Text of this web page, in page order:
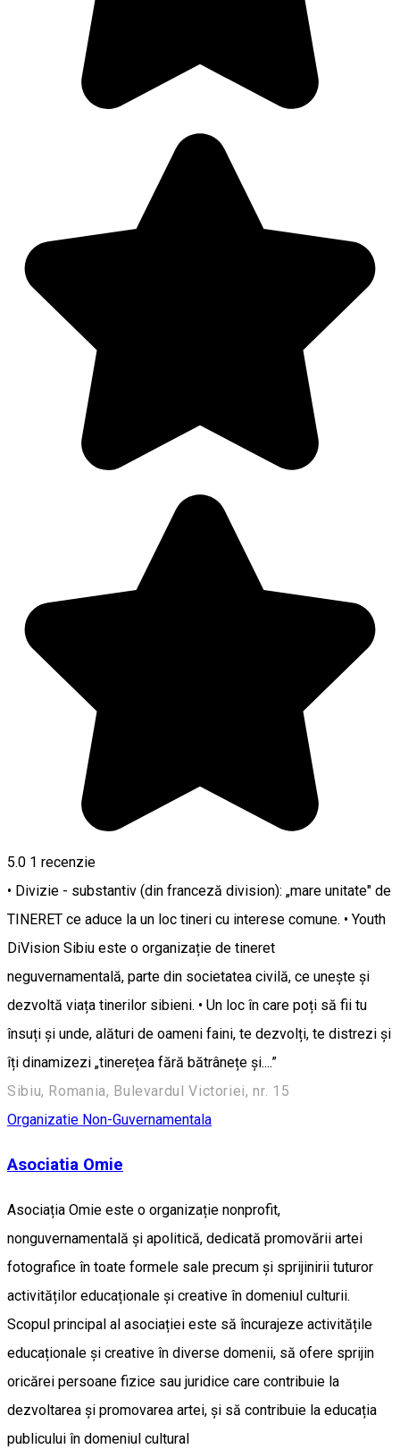
5.0 1 recenzie
• Divizie - substantiv (din franceză division): „mare unitate" de
TINERET ce aduce la un loc tineri cu interese comune. • Youth
DiVision Sibiu este o organizație de tineret
neguvernamentală, parte din societatea civilă, ce unește și
dezvoltă viața tinerilor sibieni. • Un loc în care poți să fii tu
însuți și unde, alături de oameni faini, te dezvolți, te distrezi și
îți dinamizezi „tinerețea fără bătrânețe și....”
Sibiu, Romania, Bulevardul Victoriei, nr. 15
Organizatie Non-Guvernamentala
Asociatia Omie
Asociația Omie este o organizație nonprofit,
nonguvernamentală și apolitică, dedicată promovării artei
fotografice în toate formele sale precum și sprijinirii tuturor
activităților educaționale și creative în domeniul culturii.
Scopul principal al asociației este să încurajeze activitățile
educaționale și creative în diverse domenii, să ofere sprijin
oricărei persoane fizice sau juridice care contribuie la
dezvoltarea și promovarea artei, și să contribuie la educația
publicului în domeniul cultural